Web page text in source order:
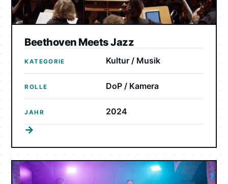
Beethoven Meets Jazz
KATEGORIE Kultur / Musik
ROLLE DoP / Kamera
JAHR 2024
→